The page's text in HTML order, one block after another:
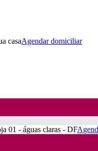
casaAgendar domiciliar
01 - águas claras - DF